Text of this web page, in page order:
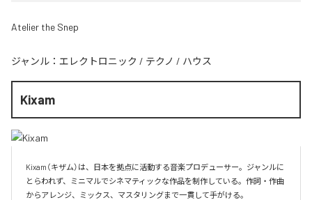
Atelier the Snep
ジャンル： エレクトロニック / テクノ / ハウス
Kixam
Kixam（キザム）は、日本を拠点に活動する音楽プロデューサー。ジャンルに
とらわれず、ミニマルでシネマティックな作品を制作している。作詞・作曲
からアレンジ、ミックス、マスタリングまで一貫して手がける。